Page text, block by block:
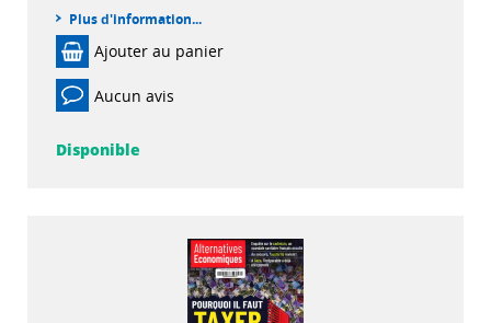
Plus d'information...
Ajouter au panier
Aucun avis
Disponible